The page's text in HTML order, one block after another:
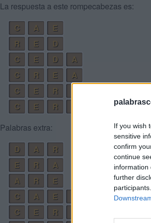
If you wish
sensitive
confirm
continue
information
further
La respuesta a este rompecabezas es:
C
A
E
R
E
D
C
E D
A
C
R E
A
C
E R
C
E R
D
Palabras extra:
D
A
R
E
R
A
A
R
E
C
A E
C
E R